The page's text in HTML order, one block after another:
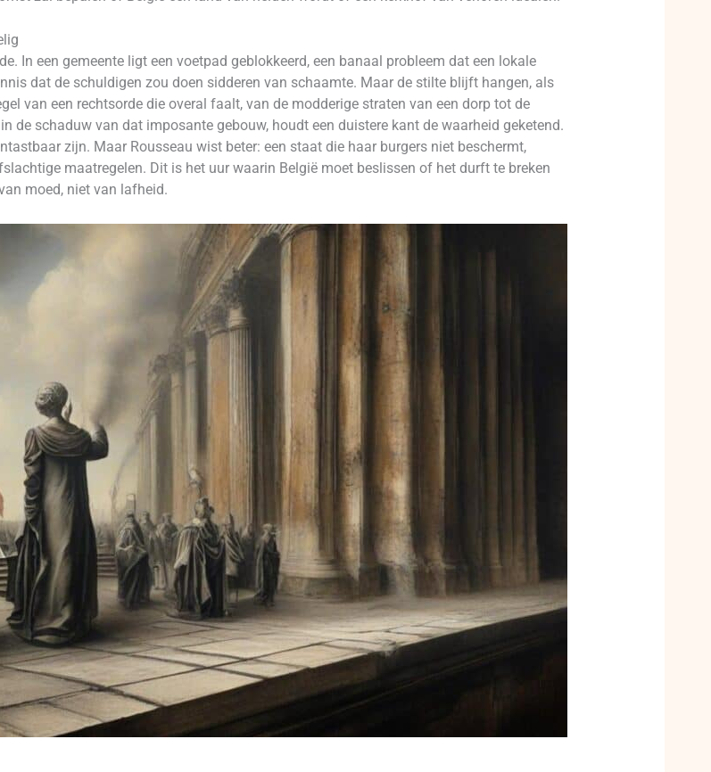
In een gemeente ligt een voetpad geblokkeerd, een banaal probleem dat een lokale
dat de schuldigen zou doen sidderen van schaamte. Maar de stilte blijft hangen, als
van een rechtsorde die overal faalt, van de modderige straten van een dorp tot de
de schaduw van dat imposante gebouw, houdt een duistere kant de waarheid geketend.
zijn. Maar Rousseau wist beter: een staat die haar burgers niet beschermt,
maatregelen. Dit is het uur waarin België moet beslissen of het durft te breken
moed, niet van lafheid.